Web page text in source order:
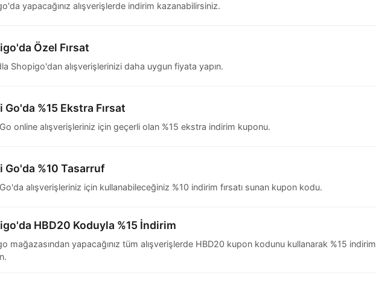
yapacağınız alışverişlerde indirim kazanabilirsiniz.
Özel Fırsat
Shopigo'dan alışverişlerinizi daha uygun fiyata yapın.
Go'da %15 Ekstra Fırsat
online alışverişleriniz için geçerli olan %15 ekstra indirim kuponu.
Go'da %10 Tasarruf
alışverişleriniz için kullanabileceğiniz %10 indirim fırsatı sunan kupon kodu.
HBD20 Koduyla %15 İndirim
mağazasından yapacağınız tüm alışverişlerde HBD20 kupon kodunu kullanarak %15 indirim